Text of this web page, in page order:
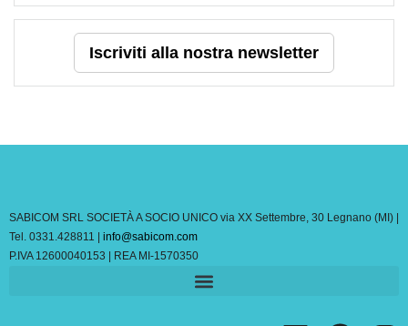
Iscriviti alla nostra newsletter
SABICOM SRL SOCIETÀ A SOCIO UNICO via XX Settembre, 30 Legnano (MI) |
Tel. 0331.428811 | info@sabicom.com
P.IVA 12600040153 | REA MI-1570350